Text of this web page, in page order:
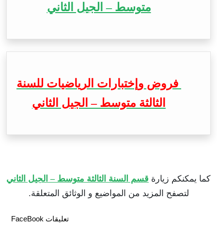
متوسط – الجيل الثاني
فروض وإختبارات الرياضيات للسنة
الثالثة متوسط – الجيل الثاني
كما يمكنكم زيارة قسم السنة الثالثة متوسط – الجيل الثاني
لتصفح المزيد من المواضيع و الوثائق المتعلقة.
تعليقات FaceBook